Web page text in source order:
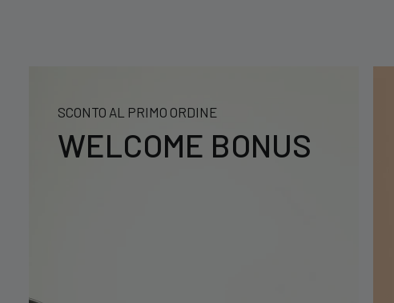
SCONTO AL PRIMO ORDINE
WELCOME BONUS